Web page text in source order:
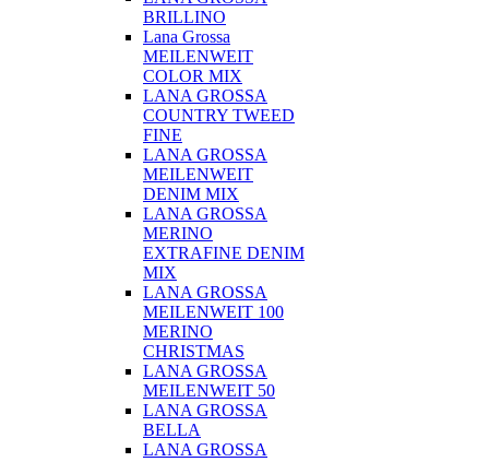
BRILLINO
Lana Grossa
MEILENWEIT
COLOR MIX
LANA GROSSA
COUNTRY TWEED
FINE
LANA GROSSA
MEILENWEIT
DENIM MIX
LANA GROSSA
MERINO
EXTRAFINE DENIM
MIX
LANA GROSSA
MEILENWEIT 100
MERINO
CHRISTMAS
LANA GROSSA
MEILENWEIT 50
LANA GROSSA
BELLA
LANA GROSSA